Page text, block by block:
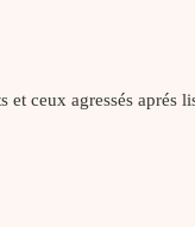
ceux agressés aprés